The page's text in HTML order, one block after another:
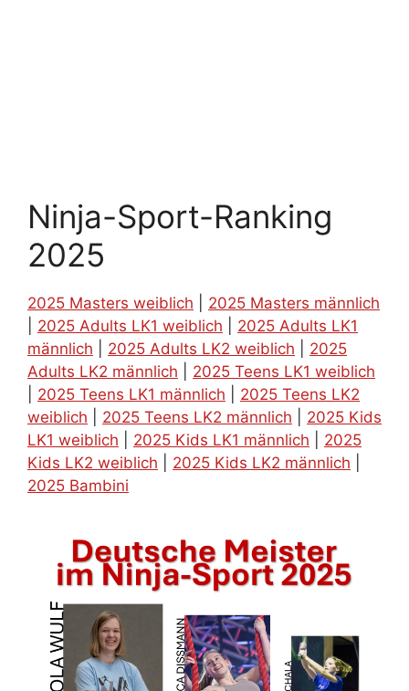
Ninja-Sport-Ranking
2025
2025 Masters weiblich
2025 Masters männlich
2025 Adults LK1 weiblich
2025 Adults LK1
männlich
2025 Adults LK2 weiblich
2025
Adults LK2 männlich
2025 Teens LK1 weiblich
2025 Teens LK1 männlich
2025 Teens LK2
weiblich
2025 Teens LK2 männlich
2025 Kids
LK1 weiblich
2025 Kids LK1 männlich
2025
Kids LK2 weiblich
2025 Kids LK2 männlich
2025 Bambini